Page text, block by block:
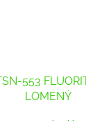
553
LOMENÝ